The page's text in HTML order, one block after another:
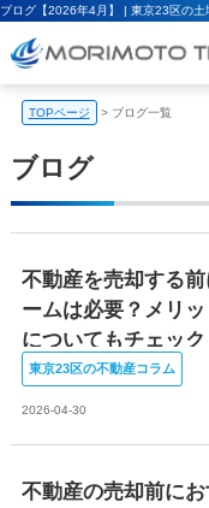
ブログ【2026年4月】 | 東京23区の土
TOPページ > ブログ一覧
ブログ
不動産を売却する
ームは必要？メリッ
についてもチェック
東京23区の不動産コラム
2026-04-30
不動産の売却前に